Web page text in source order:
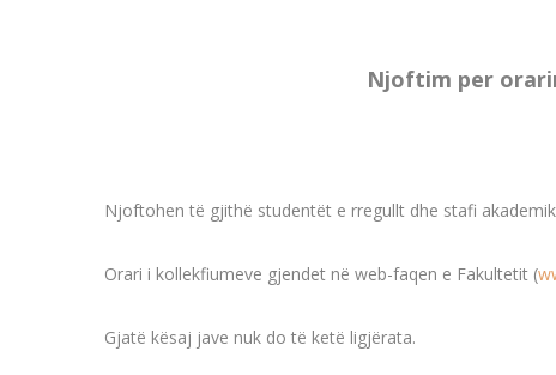
Njoftim per
Njoftohen të gjithë studentët e rregullt dhe stafi
Orari i kollekfiumeve gjendet në web-faqen e Fakultetit (
Gjatë kësaj jave nuk do të ketë ligjërata.